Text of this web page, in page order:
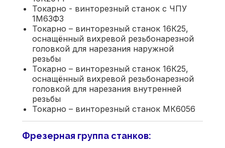
Токарно - винторезный станок с ЧПУ
1М63Ф3
Токарно – винторезный станок 16К25,
оснащённый вихревой резьбонарезной
головкой для нарезания наружной
резьбы
Токарно – винторезный станок 16К25,
оснащённый вихревой резьбонарезной
головкой для нарезания внутренней
резьбы
Токарно – винторезный станок МК6056
Фрезерная группа станков: